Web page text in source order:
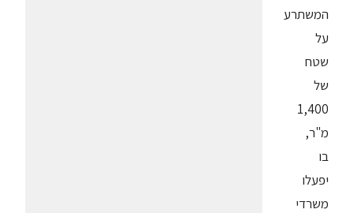
המשתרע
על
שטח
של
1,400
מ"ר,
בו
יפעלו
משרדי